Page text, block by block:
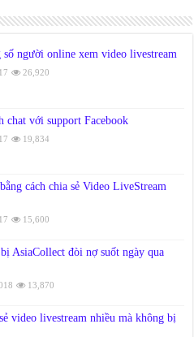
số người online xem video livestream
26,920
chat với support Facebook
19,834
cách chia sẻ Video LiveStream
15,600
AsiaCollect đòi nợ suốt ngày qua
13,870
video livestream nhiều mà không bị